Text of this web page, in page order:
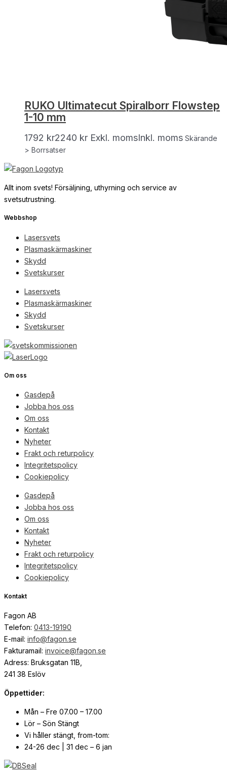
RUKO Ultimatecut Spiralborr Flowstep
1-10 mm
1792 kr2240 kr Exkl. momsInkl. moms Skärande
> Borrsatser
Allt inom svets! Försäljning, uthyrning och service av
svetsutrustning.
Webbshop
Lasersvets
Plasmaskärmaskiner
Skydd
Svetskurser
Lasersvets
Plasmaskärmaskiner
Skydd
Svetskurser
Om oss
Gasdepå
Jobba hos oss
Om oss
Kontakt
Nyheter
Frakt och returpolicy
Integritetspolicy
Cookiepolicy
Gasdepå
Jobba hos oss
Om oss
Kontakt
Nyheter
Frakt och returpolicy
Integritetspolicy
Cookiepolicy
Kontakt
Fagon AB
Telefon: 0413-19190
E-mail: info@fagon.se
Fakturamail: invoice@fagon.se
Adress: Bruksgatan 11B,
241 38 Eslöv
Öppettider:
Mån – Fre 07.00 – 17.00
Lör – Sön Stängt
Vi håller stängt, from-tom:
24-26 dec | 31 dec – 6 jan